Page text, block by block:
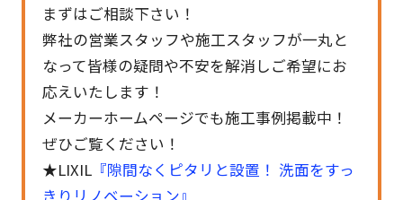
まずはご相談下さい！
弊社の営業スタッフや施工スタッフが一丸と
なって皆様の疑問や不安を解消しご希望にお
応えいたします！
メーカーホームページでも施工事例掲載中！
ぜひご覧ください！
★LIXIL 『隙間なくピタリと設置！ 洗面をすっ